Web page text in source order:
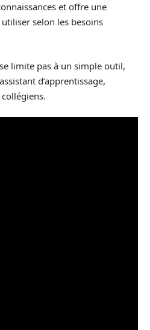
et offre une
selon les besoins
se limite pas à un simple outil,
d’apprentissage,